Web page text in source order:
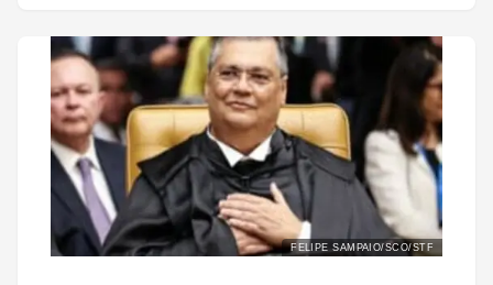
FELIPE SAMPAIO/SCO/STF